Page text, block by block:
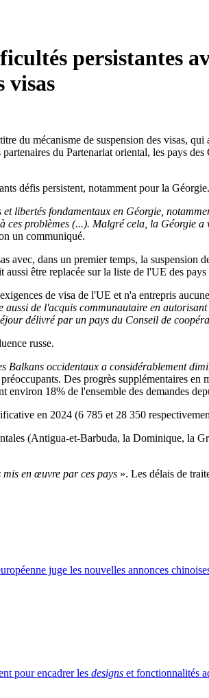
persistantes
visas
du mécanisme de suspension des visas,
du Partenariat oriental, les pays
défis persistent, notamment pour la Géorgie.
libertés fondamentaux en Géorgie,
ces problèmes (...). Malgré cela, la Géorgie
un communiqué.
dans un premier temps, la suspension
être replacée sur la liste de l'UE des
de visa de l'UE et n'a entrepris
aussi de l'acquis communautaire en
délivré par un pays du Conseil de
russe.
Balkans occidentaux a considérablement
Des progrès supplémentaires en
environ 18% de l'ensemble des demandes
en 2024 (6 785 et 28 350
(Antigua-et-Barbuda, la Dominique, la
en œuvre par ces pays ». Les délais de
juge les nouvelles annonces
pour encadrer les designs et fonctionnalités